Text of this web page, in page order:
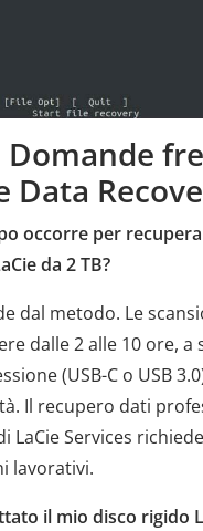
Domande
Data
occorre per
da 2 TB?
dal metodo. Le
dalle 2 alle 10 ore, a
(USB-C o USB
Il recupero dati
LaCie Services
lavorativi.
il mio disco rigido